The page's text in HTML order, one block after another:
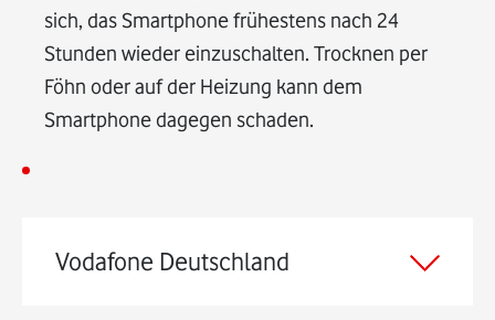
sich, das Smartphone frühestens nach 24
Stunden wieder einzuschalten. Trocknen per
Föhn oder auf der Heizung kann dem
Smartphone dagegen schaden.
Vodafone Deutschland